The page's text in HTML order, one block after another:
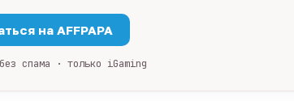
на AFFPAPA
спама · только iGaming